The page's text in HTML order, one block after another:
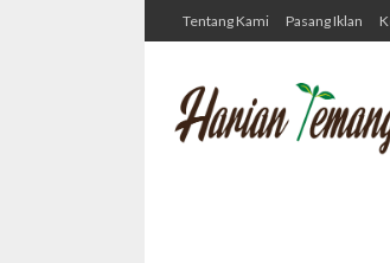
Tentang Kami Pasang Iklan